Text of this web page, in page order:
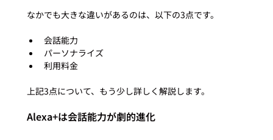
会話能力
パーソナライズ
利用料金
Alexa+は会話能力が劇的進化